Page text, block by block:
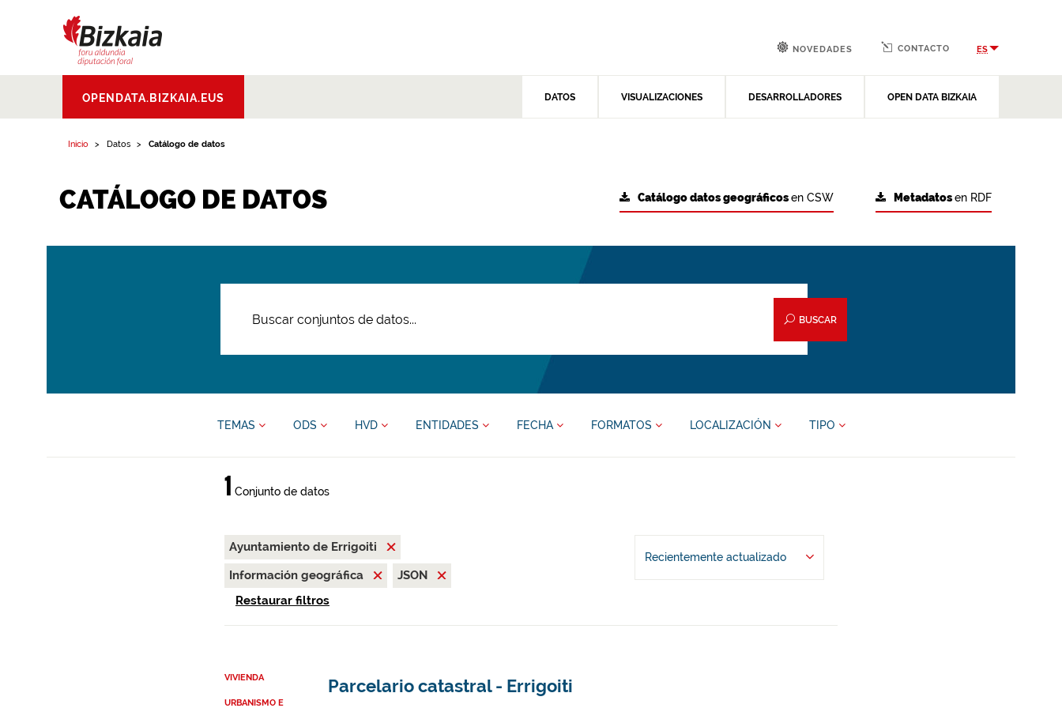
Aldundia.Diputacion
Foral de Bizkaia
OPENDATA.BIZKAIA.EUS DATOS VISUALIZACIONES DESARROLLADORES OPEN DATA BIZKAIA
NOVEDADES CONTACTO ES
Inicio Datos Catálogo de datos
CATÁLOGO DE DATOS Metadatosen RDF
Catálogo datos geográficosen CSW
BUSCAR
TEMAS ODS HVD ENTIDADES FECHA FORMATOS LOCALIZACIÓN TIPO
1 Conjunto de datos
Ayuntamiento de Errigoiti
Información geográfica
JSON
Restaurar filtros
Recientemente actualizado
VIVIENDA
URBANISMO E
Parcelario catastral - Errigoiti